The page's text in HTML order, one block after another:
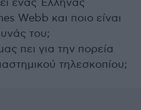
ένας Έλληνας
Webb και ποιο είναι
του;
πει για την πορεία
τηλεσκοπίου;